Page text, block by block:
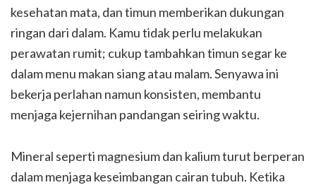
kesehatan mata, dan timun memberikan dukungan
ringan dari dalam. Kamu tidak perlu melakukan
perawatan rumit; cukup tambahkan timun segar ke
dalam menu makan siang atau malam. Senyawa ini
bekerja perlahan namun konsisten, membantu
menjaga kejernihan pandangan seiring waktu.
Mineral seperti magnesium dan kalium turut berperan
dalam menjaga keseimbangan cairan tubuh. Ketika